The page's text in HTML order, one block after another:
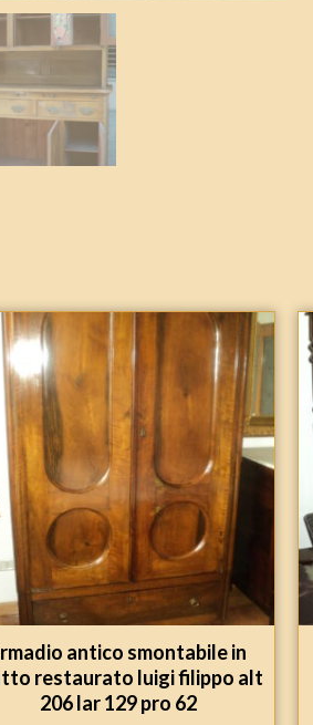
antico smontabile in
restaurato luigi filippo alt
206 lar 129 pro 62